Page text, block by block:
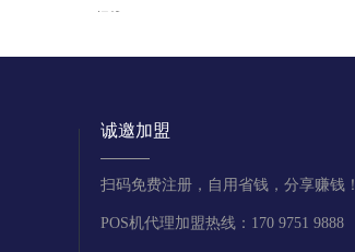
诚邀加盟
扫码免费注册，自用省钱，分享赚钱！
POS机代理加盟热线：170 9751 9888